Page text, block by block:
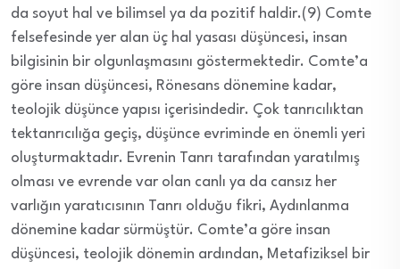
da soyut hal ve bilimsel ya da pozitif haldir.(9) Comte
felsefesinde yer alan üç hal yasası düşüncesi, insan
bilgisinin bir olgunlaşmasını göstermektedir. Comte’a
göre insan düşüncesi, Rönesans dönemine kadar,
teolojik düşünce yapısı içerisindedir. Çok tanrıcılıktan
tektanrıcılığa geçiş, düşünce evriminde en önemli yeri
oluşturmaktadır. Evrenin Tanrı tarafından yaratılmış
olması ve evrende var olan canlı ya da cansız her
varlığın yaratıcısının Tanrı olduğu fikri, Aydınlanma
dönemine kadar sürmüştür. Comte’a göre insan
düşüncesi, teolojik dönemin ardından, Metafiziksel bir